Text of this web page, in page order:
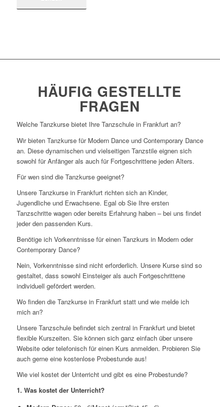
HÄUFIG GESTELLTE
FRAGEN
Welche Tanzkurse bietet Ihre Tanzschule in Frankfurt an?
Wir bieten Tanzkurse für Modern Dance und Contemporary Dance
an. Diese dynamischen und vielseitigen Tanzstile eignen sich
sowohl für Anfänger als auch für Fortgeschrittene jeden Alters.
Für wen sind die Tanzkurse geeignet?
Unsere Tanzkurse in Frankfurt richten sich an Kinder,
Jugendliche und Erwachsene. Egal ob Sie Ihre ersten
Tanzschritte wagen oder bereits Erfahrung haben – bei uns findet
jeder den passenden Kurs.
Benötige ich Vorkenntnisse für einen Tanzkurs in Modern oder
Contemporary Dance?
Nein, Vorkenntnisse sind nicht erforderlich. Unsere Kurse sind so
gestaltet, dass sowohl Einsteiger als auch Fortgeschrittene
individuell gefördert werden.
Wo finden die Tanzkurse in Frankfurt statt und wie melde ich
mich an?
Unsere Tanzschule befindet sich zentral in Frankfurt und bietet
flexible Kurszeiten. Sie können sich ganz einfach über unsere
Website oder telefonisch für einen Kurs anmelden. Probieren Sie
auch gerne eine kostenlose Probestunde aus!
Wie viel kostet der Unterricht und gibt es eine Probestunde?
1. Was kostet der Unterricht?